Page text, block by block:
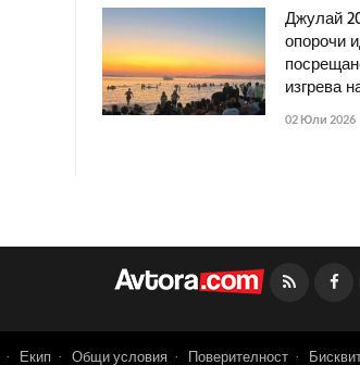
Джулай
опорочи
изгрева
02 Юли 2026
Екип Общи условия Поверителност